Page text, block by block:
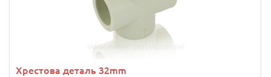
Хрестова деталь 32mm